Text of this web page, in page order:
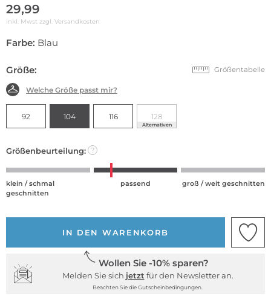
29,99
inkl. Mwst zzgl. Versandkosten
Farbe: Blau
Größe: Größentabelle
Welche Größe passt mir?
92 104 116 128
Alternativen
Größenbeurteilung: ?
klein / schmal
geschnitten
passend groß / weit geschnitten
IN DEN WARENKORB
Wollen Sie -10% sparen?
Melden Sie sich jetzt für den Newsletter an.
Beachten Sie die Gutscheinbedingungen.